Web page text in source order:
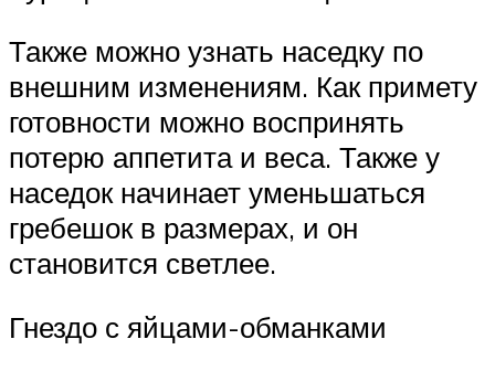
Также можно узнать наседку по
внешним изменениям. Как примету
готовности можно воспринять
потерю аппетита и веса. Также у
наседок начинает уменьшаться
гребешок в размерах, и он
становится светлее.
Гнездо с яйцами-обманками